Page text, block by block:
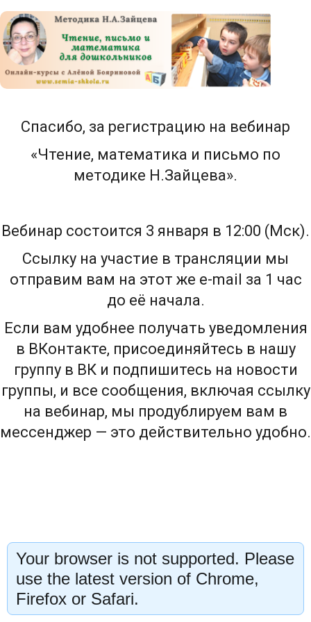
Спасибо, за регистрацию на вебинар
«Чтение, математика и письмо по
методике Н.Зайцева».
Вебинар состоится 3 января в 12:00 (Мск).
Сcылку нa участие в трaнсляции мы
отпрaвим вaм на этот же e-mail зa 1 чaс
дo её начала.
Если вам удобнее получать уведомления
в ВКонтакте, присоединяйтесь в нашу
группу в ВК и подпишитесь на новости
группы, и все сообщения, включая ссылку
на вебинар, мы продублируем вам в
мессенджер — это действительно удобно.
Your browser is not supported. Please
use the latest version of Chrome,
Firefox or Safari.